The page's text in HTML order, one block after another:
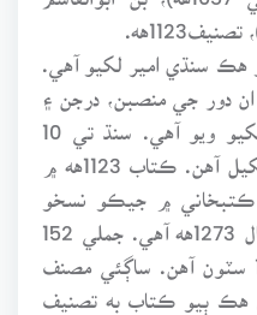
هڪ سنڌي امير لکيو آهي.
دور جي منصبن، درجن ۽
مرتبن جو بيان تفصيل سان لکيو ويو آهي. سنڌ تي 10
ڪتبخاني ۾ جيڪو نسخو
آهي، انهيءَ جي ڪتابت جو سال 1273هه آهي. جملي 152
ورق اٿس ۽ هر صفحي تي 19 سٽون آهن. ساڳئي مصنف
هڪ ٻيو ڪتاب به تصنيف